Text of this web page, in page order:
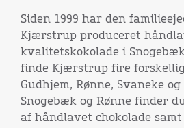
Siden 1999 har den
Kjærstrup produceret
kvalitetskokolade i
finde Kjærstrup fire
Gudhjem, Rønne, Svaneke
Snogebæk og Rønne finder
af håndlavet chokolade